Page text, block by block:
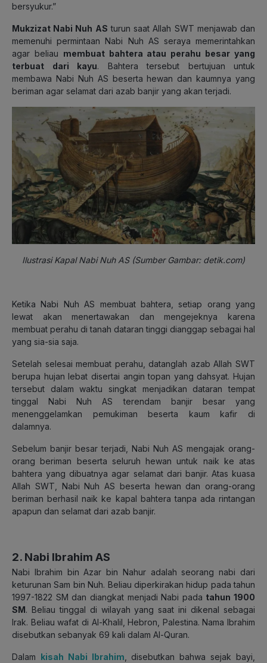
bersyukur.”
Mukzizat Nabi Nuh AS turun saat Allah SWT menjawab dan
memenuhi permintaan Nabi Nuh AS seraya memerintahkan
agar beliau membuat bahtera atau perahu besar yang
terbuat dari kayu. Bahtera tersebut bertujuan untuk
membawa Nabi Nuh AS beserta hewan dan kaumnya yang
beriman agar selamat dari azab banjir yang akan terjadi.
Ilustrasi Kapal Nabi Nuh AS (Sumber Gambar: detik.com)
Ketika Nabi Nuh AS membuat bahtera, setiap orang yang
lewat akan menertawakan dan mengejeknya karena
membuat perahu di tanah dataran tinggi dianggap sebagai hal
yang sia-sia saja.
Setelah selesai membuat perahu, datanglah azab Allah SWT
berupa hujan lebat disertai angin topan yang dahsyat. Hujan
tersebut dalam waktu singkat menjadikan dataran tempat
tinggal Nabi Nuh AS terendam banjir besar yang
menenggelamkan pemukiman beserta kaum kafir di
dalamnya.
Sebelum banjir besar terjadi, Nabi Nuh AS mengajak orang-
orang beriman beserta seluruh hewan untuk naik ke atas
bahtera yang dibuatnya agar selamat dari banjir. Atas kuasa
Allah SWT, Nabi Nuh AS beserta hewan dan orang-orang
beriman berhasil naik ke kapal bahtera tanpa ada rintangan
apapun dan selamat dari azab banjir.
2. Nabi Ibrahim AS
Nabi Ibrahim bin Azar bin Nahur adalah seorang nabi dari
keturunan Sam bin Nuh. Beliau diperkirakan hidup pada tahun
1997-1822 SM dan diangkat menjadi Nabi pada tahun 1900
SM. Beliau tinggal di wilayah yang saat ini dikenal sebagai
Irak. Beliau wafat di Al-Khalil, Hebron, Palestina. Nama Ibrahim
disebutkan sebanyak 69 kali dalam Al-Quran.
Dalam kisah Nabi Ibrahim , disebutkan bahwa sejak bayi,